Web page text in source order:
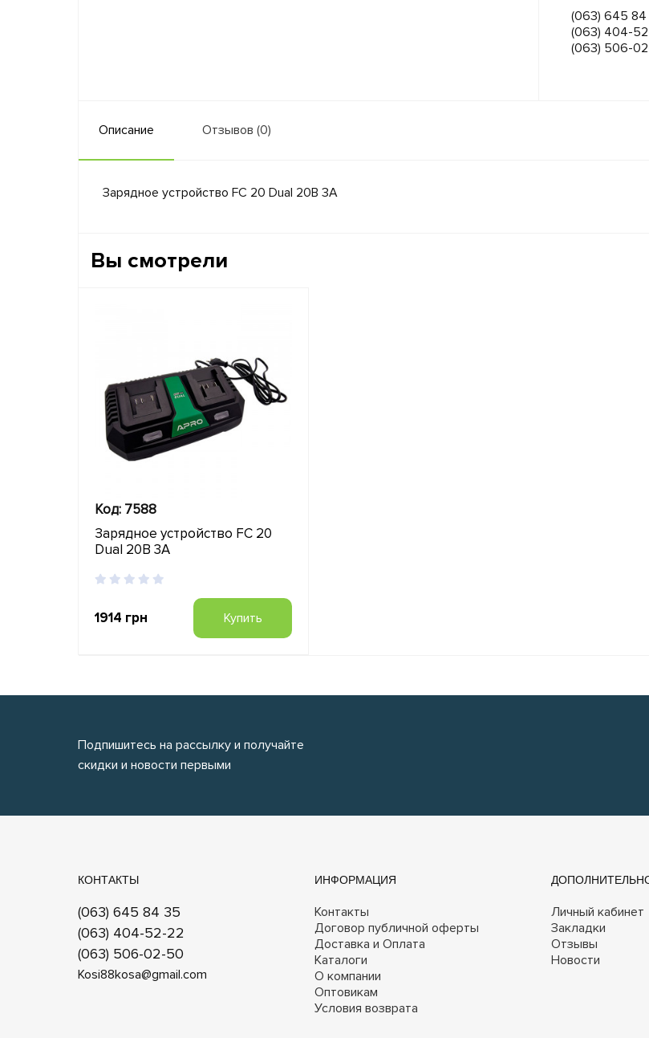
(063) 645 84
(063) 404-
(063) 506-
Описание Отзывов (0)
Зарядное устройство FC 20 Dual 20В 3А
Вы смотрели
Код: 7588
Зарядное устройство FC 20
Dual 20В 3А
1914 грн Купить
Подпишитесь на рассылку и получайте
скидки и новости первыми
КОНТАКТЫ
(063) 645 84 35
(063) 404-52-22
(063) 506-02-50
Kosi88kosa@gmail.com
ИНФОРМАЦИЯ
Контакты
Договор публичной оферты
Доставка и Оплата
Каталоги
О компании
Оптовикам
Условия возврата
Личный кабинет
Закладки
Отзывы
Новости